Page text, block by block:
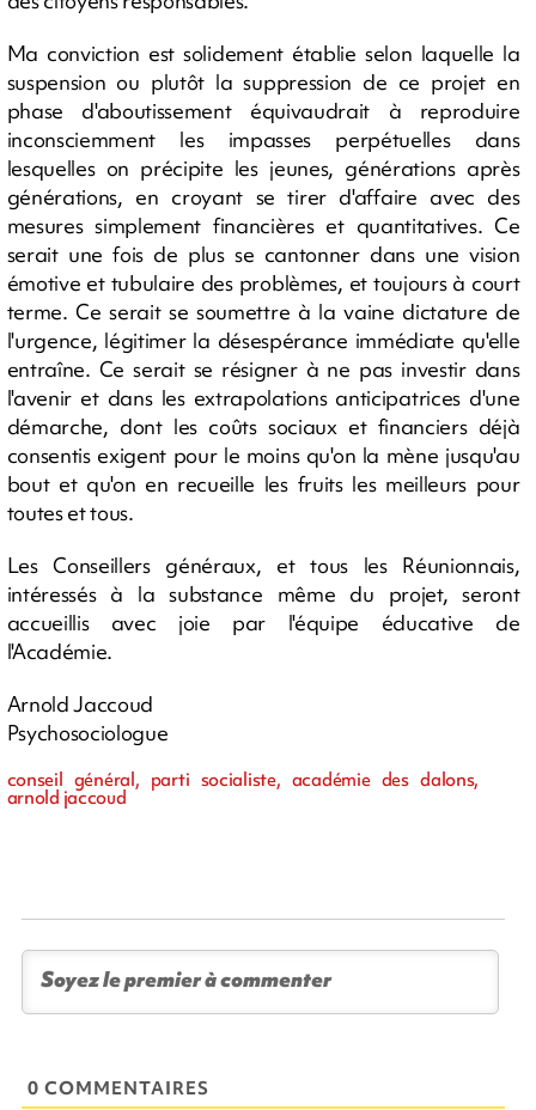
Ma conviction est solidement établie selon laquelle la
suspension ou plutôt la suppression de ce projet en
phase d'aboutissement équivaudrait à reproduire
inconsciemment les impasses perpétuelles dans
lesquelles on précipite les jeunes, générations après
générations, en croyant se tirer d'affaire avec des
mesures simplement financières et quantitatives. Ce
serait une fois de plus se cantonner dans une vision
émotive et tubulaire des problèmes, et toujours à court
terme. Ce serait se soumettre à la vaine dictature de
l'urgence, légitimer la désespérance immédiate qu'elle
entraîne. Ce serait se résigner à ne pas investir dans
l'avenir et dans les extrapolations anticipatrices d'une
démarche, dont les coûts sociaux et financiers déjà
consentis exigent pour le moins qu'on la mène jusqu'au
bout et qu'on en recueille les fruits les meilleurs pour
toutes et tous.
Les Conseillers généraux, et tous les Réunionnais,
intéressés à la substance même du projet, seront
accueillis avec joie par l'équipe éducative de
l'Académie.
Arnold Jaccoud
Psychosociologue
conseil général, parti socialiste, académie des dalons,
arnold jaccoud
0 COMMENTAIRES